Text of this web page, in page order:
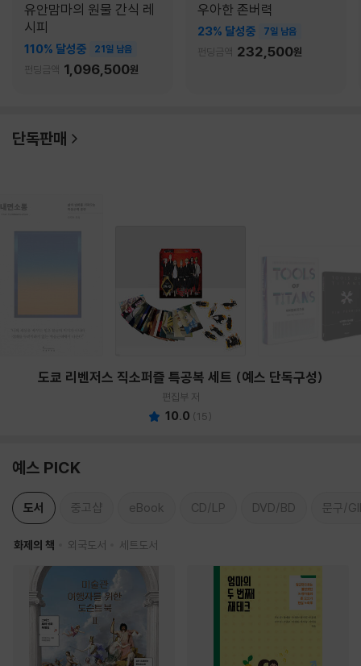
유안맘마의 원물 간식 레
시피
110% 달성중 21일 남음
펀딩금액 1,096,500원
우아한 존버력
23% 달성중 7일 남음
펀딩금액 232,500원
단독판매
도쿄 리벤저스 직소퍼즐 특공복 세트 (예스 단독구성)
편집부 저
10.0 (15)
예스 PICK
도서 중고샵 eBook CD/LP DVD/BD 문구/
화제의 책 외국도서 세트도서